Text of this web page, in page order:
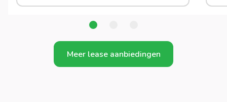
Meer lease aanbiedingen